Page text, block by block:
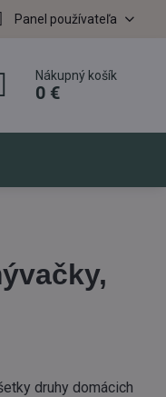
Panel používateľa
Nákupný košík
0 €
druhy domácich